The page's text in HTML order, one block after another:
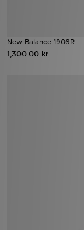
New Balance 1906R
1,300.00 kr.